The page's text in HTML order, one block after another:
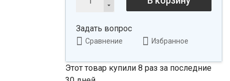
Задать вопрос
Сравнение Избранное
Этот товар купили 8 раз за последние